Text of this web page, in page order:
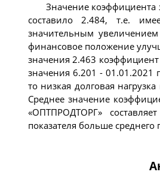
Значение коэффициента
составило 2.484, т.е.
значительным
финансовое положение
значения 2.463
значения 6.201 - 01.01.2021
то низкая долговая
Среднее значение
«ОПТПРОДТОРГ»
показателя больше среднего